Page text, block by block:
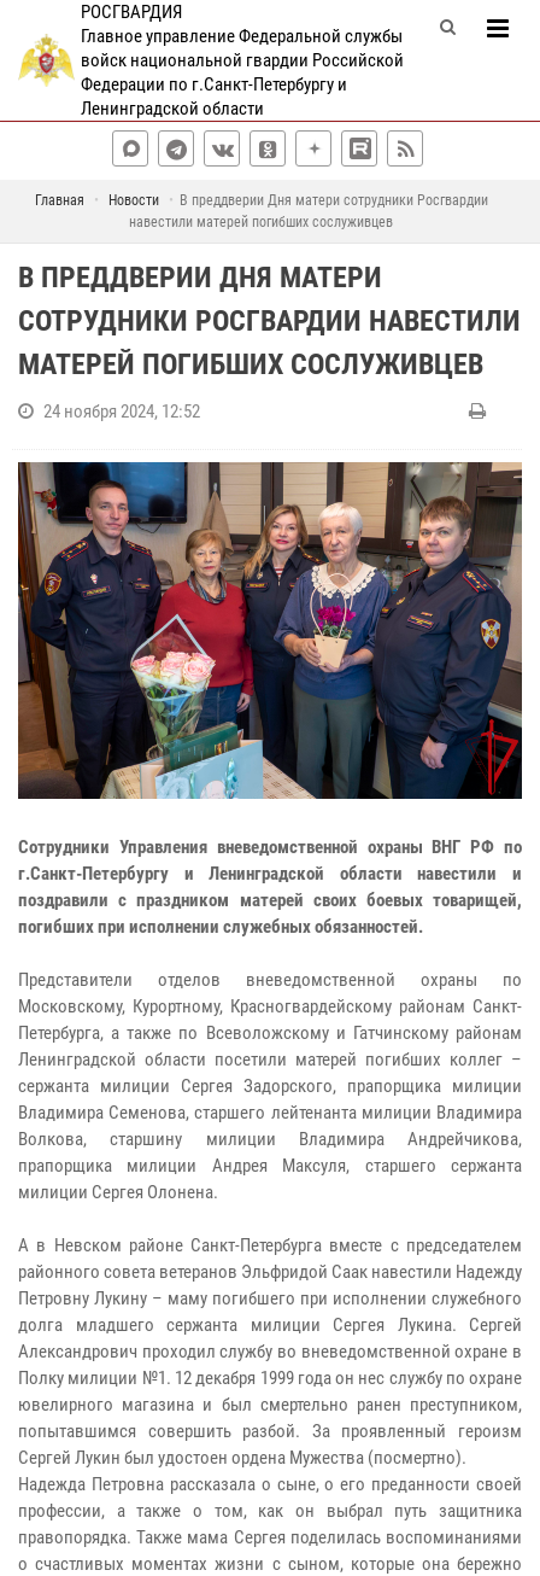
РОСГВАРДИЯ
Главное управление Федеральной службы
войск национальной гвардии Российской
Федерации по г.Санкт-Петербургу и
Ленинградской области
Главная Новости
В преддверии Дня матери сотрудники Росгвардии
навестили матерей погибших сослуживцев
В ПРЕДДВЕРИИ ДНЯ МАТЕРИ
СОТРУДНИКИ РОСГВАРДИИ НАВЕСТИЛИ
МАТЕРЕЙ ПОГИБШИХ СОСЛУЖИВЦЕВ
24 ноября 2024, 12:52
Сотрудники Управления вневедомственной охраны ВНГ РФ по
г.Санкт-Петербургу и Ленинградской области навестили и
поздравили с праздником матерей своих боевых товарищей,
погибших при исполнении служебных обязанностей.
Представители отделов вневедомственной охраны по
Московскому, Курортному, Красногвардейскому районам Санкт-
Петербурга, а также по Всеволожскому и Гатчинскому районам
Ленинградской области посетили матерей погибших коллег –
сержанта милиции Сергея Задорского, прапорщика милиции
Владимира Семенова, старшего лейтенанта милиции Владимира
Волкова, старшину милиции Владимира Андрейчикова,
прапорщика милиции Андрея Максуля, старшего сержанта
милиции Сергея Олонена.
А в Невском районе Санкт-Петербурга вместе с председателем
районного совета ветеранов Эльфридой Саак навестили Надежду
Петровну Лукину – маму погибшего при исполнении служебного
долга младшего сержанта милиции Сергея Лукина. Сергей
Александрович проходил службу во вневедомственной охране в
Полку милиции №1. 12 декабря 1999 года он нес службу по охране
ювелирного магазина и был смертельно ранен преступником,
попытавшимся совершить разбой. За проявленный героизм
Сергей Лукин был удостоен ордена Мужества (посмертно).
Надежда Петровна рассказала о сыне, о его преданности своей
профессии, а также о том, как он выбрал путь защитника
правопорядка. Также мама Сергея поделилась воспоминаниями
о счастливых моментах жизни с сыном, которые она бережно